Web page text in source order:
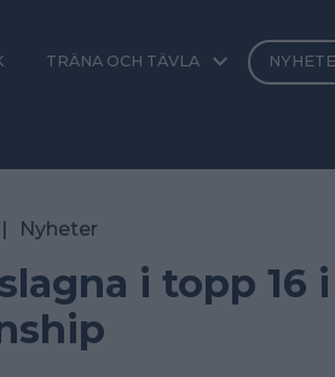
TRÄNA OCH TÄVLA
| Nyheter
i topp 16